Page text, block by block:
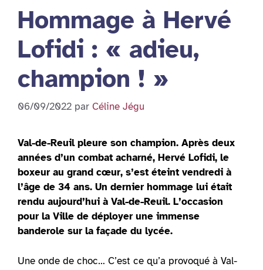
Hommage à Hervé
Lofidi : « adieu,
champion ! »
06/09/2022 par Céline Jégu
Val-de-Reuil pleure son champion. Après deux
années d’un combat acharné, Hervé Lofidi, le
boxeur au grand cœur, s’est éteint vendredi à
l’âge de 34 ans. Un dernier hommage lui était
rendu aujourd’hui à Val-de-Reuil. L’occasion
pour la Ville de déployer une immense
banderole sur la façade du lycée.
Une onde de choc… C’est ce qu’a provoqué à Val-